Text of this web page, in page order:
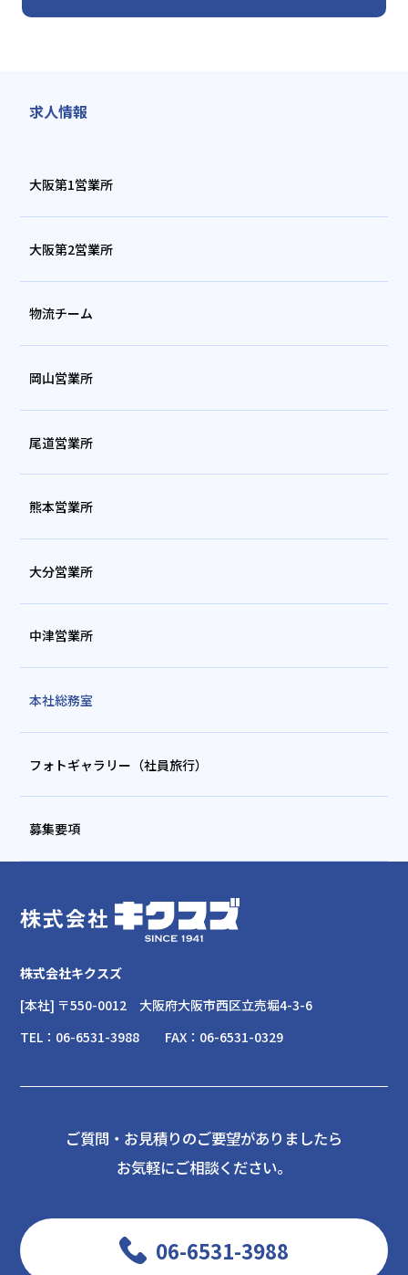
求人情報
大阪第1営業所
大阪第2営業所
物流チーム
岡山営業所
尾道営業所
熊本営業所
大分営業所
中津営業所
本社総務室
フォトギャラリー（社員旅行）
募集要項
株式会社キクスズ
[本社] 〒550-0012大阪府大阪市西区立売堀4-3-6
TEL： 06-6531-3988 FAX： 06-6531-0329
ご質問・お見積りのご要望がありましたら
お気軽にご相談ください。
06-6531-3988